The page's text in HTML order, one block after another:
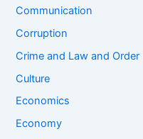
Communication
Corruption
Crime and Law and Order
Culture
Economics
Economy